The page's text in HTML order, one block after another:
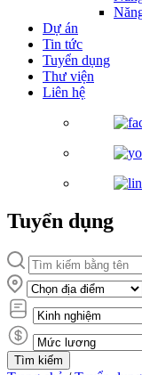
Dự án
Tin tức
Tuyển dụng
Thư viện
Liên hệ
Tuyển dụng